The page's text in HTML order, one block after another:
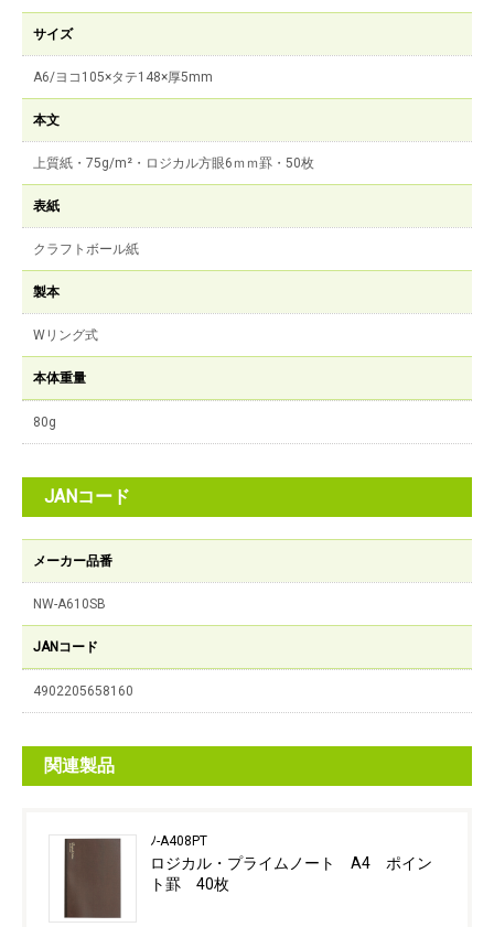
サイズ
A6/ヨコ105×タテ148×厚5mm
本文
上質紙・75g/m²・ロジカル方眼6ｍｍ罫・50枚
表紙
クラフトボール紙
製本
Wリング式
本体重量
80g
JANコード
メーカー品番
NW-A610SB
JANコード
4902205658160
関連製品
ﾉ-A408PT
ロジカル・プライムノート A4 ポイン
ト罫 40枚